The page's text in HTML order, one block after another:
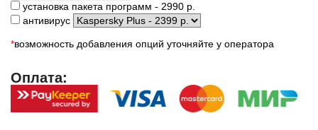
установка пакета программ - 2990 р.
антивирус
*возможность добавления опций уточняйте у оператора
Оплата: